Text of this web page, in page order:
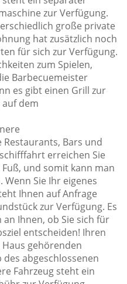
zur Verfügung.
große private
hat zusätzlich noch
für sich zur Verfügung.
zum Spielen,
Barbecuemeister
es gibt einen Grill zur
dem
Bars und
erreichen Sie
und somit kann man
Sie Ihr eigenes
Ihnen auf Anfrage
zur Verfügung. Es
Ihnen, ob Sie sich für
entscheiden! Ihren
Haus gehörenden
abgeschlossenen
Fahrzeug steht ein